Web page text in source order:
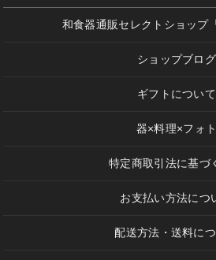
和食器通販セレクトショップ
ショップブログ
ギフトについて
器×料理×フォト
特定商取引法に基づ
お支払い方法につ
配送方法・送料に